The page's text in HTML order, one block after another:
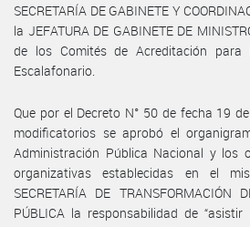
SECRETARÍA DE GABINETE Y
la JEFATURA DE GABINETE DE
de los Comités de Acreditación
Escalafonario.
Que por el Decreto N° 50 de fecha 19
modificatorios se aprobó el
Administración Pública Nacional y los
organizativas establecidas en el
SECRETARÍA DE TRANSFORMACIÓN
PÚBLICA la responsabilidad de